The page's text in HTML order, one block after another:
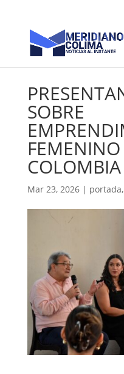
SOBRE
COLOMBIA
Mar 23, 2026| portada,